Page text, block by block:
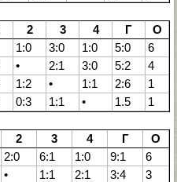
2 3 4 Г
О
1:0 3:0 1:0 5:0
6
• 2:1 3:0 5:2
4
1:2 • 1:1 2:6
1
0:3 1:1 • 1.5 1
2 3 4 Г
О
2:0 6:1 1:0 9:1
6
• 1:1 2:1 3:4
3